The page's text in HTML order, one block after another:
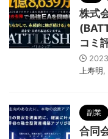
株式
コミ
上寿明
副業
合同